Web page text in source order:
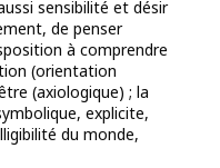
sensibilité et désir
de penser
à comprendre
(orientation
(axiologique) ; la
explicite,
du monde,